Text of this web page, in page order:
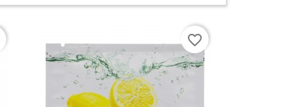
favorite_border